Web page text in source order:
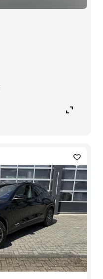
expand_content
favorite